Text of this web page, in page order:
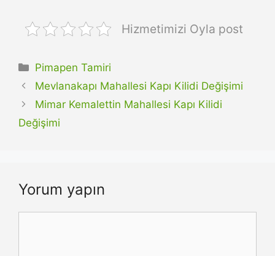
Hizmetimizi Oyla post
Kategoriler
Pimapen Tamiri
Mevlanakapı Mahallesi Kapı Kilidi Değişimi
Mimar Kemalettin Mahallesi Kapı Kilidi
Değişimi
Yorum yapın